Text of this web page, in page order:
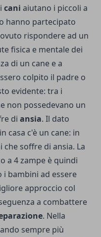
cani aiutano i piccoli a
hanno partecipato
rispondere ad un
fisica e mentale dei
di un cane e a
colpito il padre o
evidente: tra i
non possedevano un
di ansia. Il dato
casa c'è un cane: in
che soffre di ansia. La
a 4 zampe è quindi
bambini ad essere
approccio col
a combattere
. Nella
sempre più